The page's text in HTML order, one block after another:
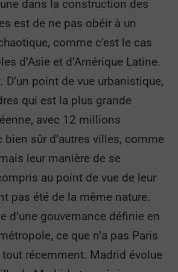
dans la construction des
est de ne pas obéir à un
comme c’est le cas
d’Asie et d’Amérique Latine.
D’un point de vue urbanistique,
qui est la plus grande
avec 12 millions
bien sûr d’autres villes, comme
leur manière de se
au point de vue de leur
pas été de la même nature.
d’une gouvernance définie en
ce que n’a pas Paris
récemment. Madrid évolue